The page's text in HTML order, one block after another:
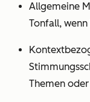
Allgemeine
Tonfall,
Themen